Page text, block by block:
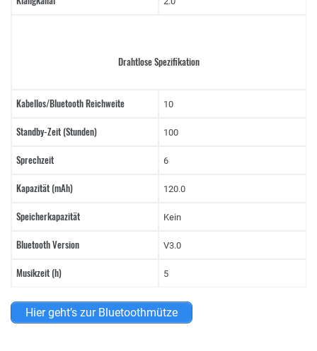
Drahtlose Spezifikation
Kabellos/Bluetooth Reichweite 10
Standby-Zeit (Stunden) 100
Sprechzeit 6
Kapazität (mAh) 120.0
Speicherkapazität Kein
Bluetooth Version V3.0
Musikzeit (h) 5
Hier geht’s zur Bluetoothmütze